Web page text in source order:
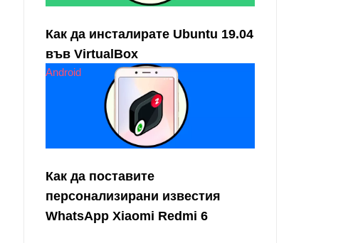
Как да инсталирате Ubuntu 19.04
във VirtualBox
Android
Как да поставите
персонализирани известия
WhatsApp Xiaomi Redmi 6